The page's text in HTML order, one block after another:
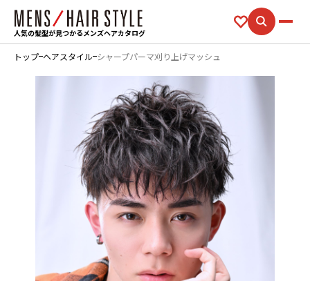
人気の髪型が見つかるメンズヘアカタログ
トップ ヘアスタイル シャープパーマ刈り上げマッシュ